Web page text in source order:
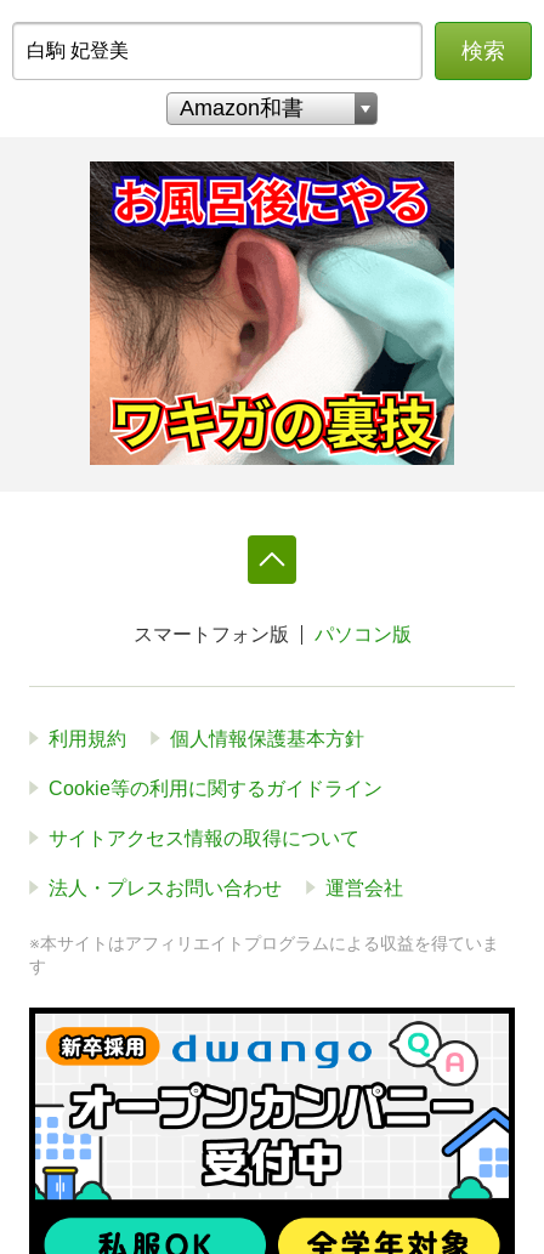
検索
スマートフォン版 パソコン版
利用規約 個人情報保護基本方針
Cookie等の利用に関するガイドライン
サイトアクセス情報の取得について
法人・プレスお問い合わせ 運営会社
※本サイトはアフィリエイトプログラムによる収益を得ていま
す